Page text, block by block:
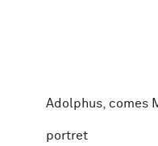
Adolphus, comes
portret